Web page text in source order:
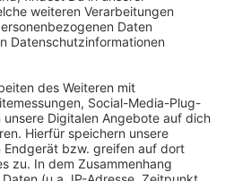
nutzten bisher
startet im Schloss Morsbroich